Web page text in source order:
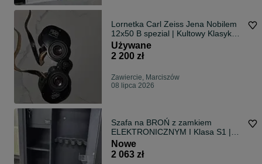
Lornetka Carl Zeiss Jena Nobilem
12x50 B spezial | Kultowy Klasyk
DDR - rezerwacja
Używane
2 200 zł
Zawiercie, Marciszów
08 lipca 2026
Szafa na BROŃ z zamkiem
ELEKTRONICZNYM I Klasa S1 |
Sejf na 6 szt
Nowe
2 063 zł